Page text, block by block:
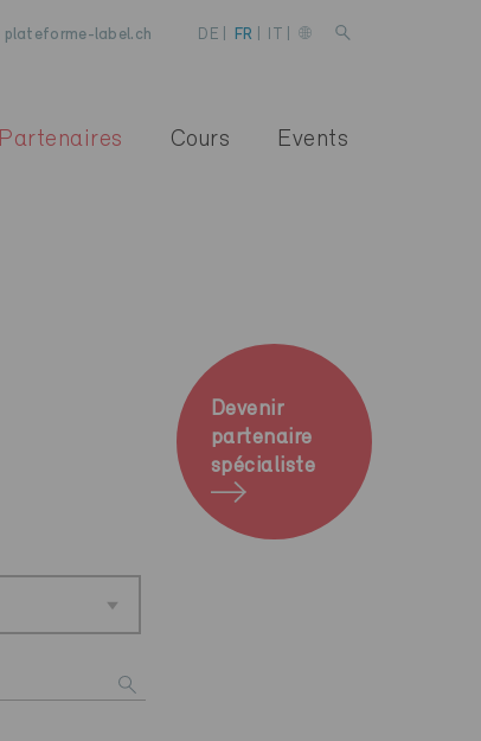
plateforme-label.ch DE FR
Partenaires Cours Events
Devenir
partenaire
spécialiste